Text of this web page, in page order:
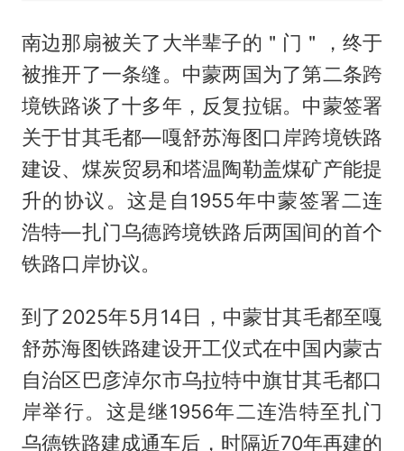
南边那扇被关了大半辈子的＂门＂，终于
被推开了一条缝。中蒙两国为了第二条跨
境铁路谈了十多年，反复拉锯。中蒙签署
关于甘其毛都—嘎舒苏海图口岸跨境铁路
建设、煤炭贸易和塔温陶勒盖煤矿产能提
升的协议。这是自1955年中蒙签署二连
浩特—扎门乌德跨境铁路后两国间的首个
铁路口岸协议。
到了2025年5月14日，中蒙甘其毛都至嘎
舒苏海图铁路建设开工仪式在中国内蒙古
自治区巴彦淖尔市乌拉特中旗甘其毛都口
岸举行。这是继1956年二连浩特至扎门
乌德铁路建成通车后，时隔近70年再建的